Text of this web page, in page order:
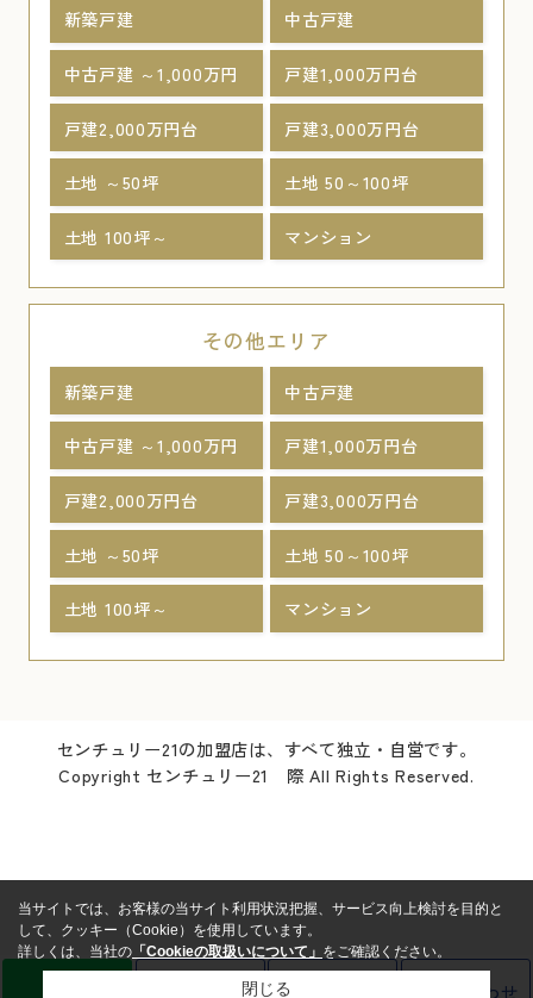
新築戸建 中古戸建
中古戸建 ～1,000万円 戸建1,000万円台
戸建2,000万円台 戸建3,000万円台
土地 ～50坪 土地 50～100坪
土地 100坪～ マンション
その他エリア
新築戸建 中古戸建
中古戸建 ～1,000万円 戸建1,000万円台
戸建2,000万円台 戸建3,000万円台
土地 ～50坪 土地 50～100坪
土地 100坪～ マンション
センチュリー21の加盟店は、すべて独立・自営です。
Copyright センチュリー21 際 All Rights Reserved.
お問い合わせ
当サイトでは、お客様の当サイト利用状況把握、サービス向上検討を目的と
して、クッキー（Cookie）を使用しています。
詳しくは、当社の 「Cookieの取扱いについて」 をご確認ください。
閉じる